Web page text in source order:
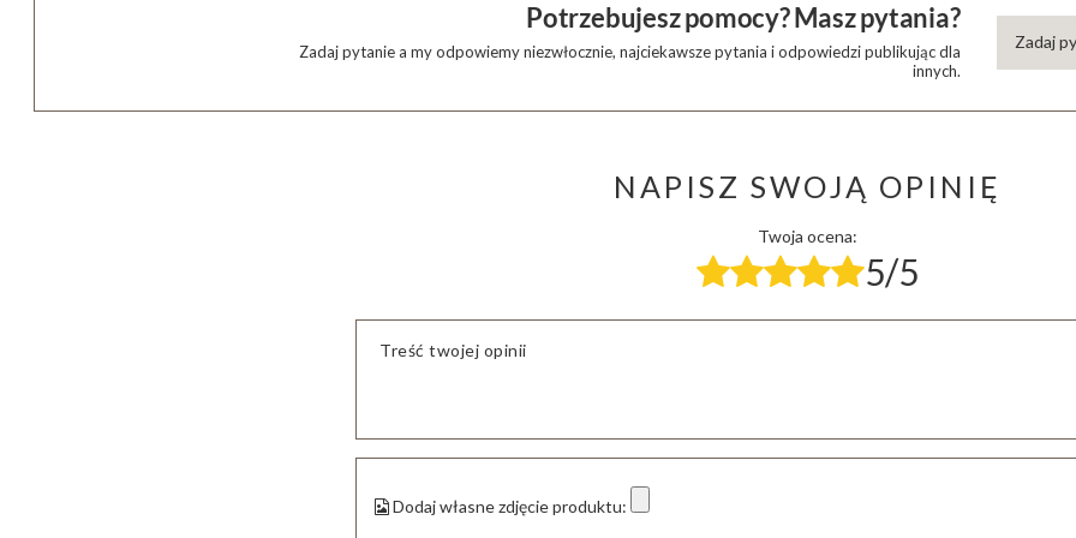
Potrzebujesz pomocy? Masz pytania?
Zadaj pytanie a my odpowiemy niezwłocznie, najciekawsze pytania i odpowiedzi publikując dla
innych.
Zadaj
NAPISZ SWOJĄ OPINIĘ
Twoja ocena:
5/5
Treść twojej opinii
Dodaj własne zdjęcie produktu: